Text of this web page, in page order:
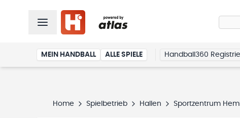
MEIN HANDBALL ALLE SPIELE Handball360
Home Spielbetrieb Hallen Sportzentrum